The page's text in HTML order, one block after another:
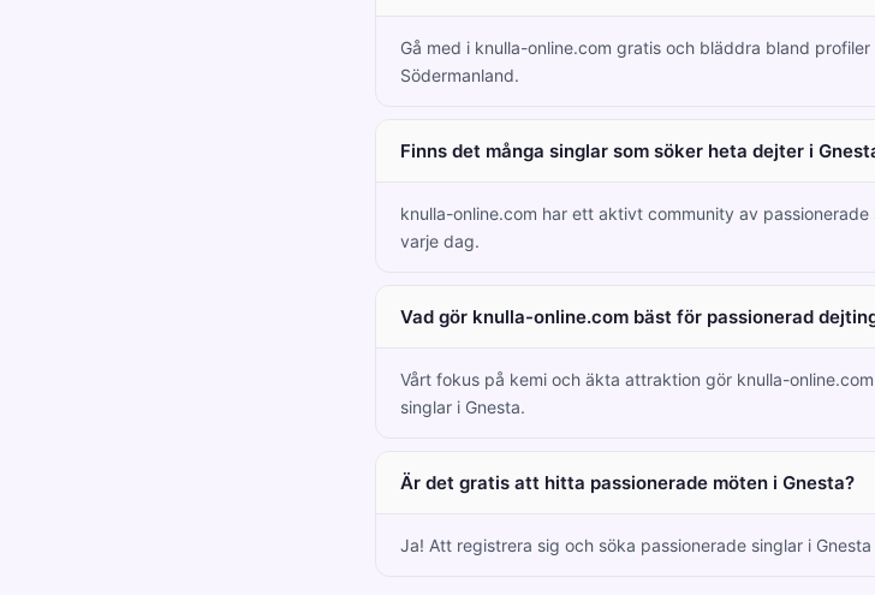
Gå med i knulla-online.com gratis och bläddra bland
Södermanland.
Finns det många singlar som söker heta dejter i
knulla-online.com har ett aktivt community av
varje dag.
Vad gör knulla-online.com bäst för passionerad
Vårt fokus på kemi och äkta attraktion gör knulla-
singlar i Gnesta.
Är det gratis att hitta passionerade möten i Gnesta?
Ja! Att registrera sig och söka passionerade singlar i